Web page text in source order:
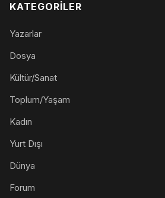
KATEGORILER
Yazarlar
Dosya
Kültür/Sanat
Toplum/Yaşam
Kadın
Yurt Dışı
Dünya
Forum